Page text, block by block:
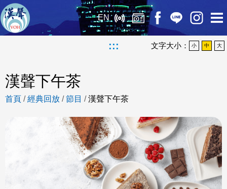
EN
::: 文字大小： 小 中 大
漢聲下午茶
首頁 /經典回放 /節目 /漢聲下午茶